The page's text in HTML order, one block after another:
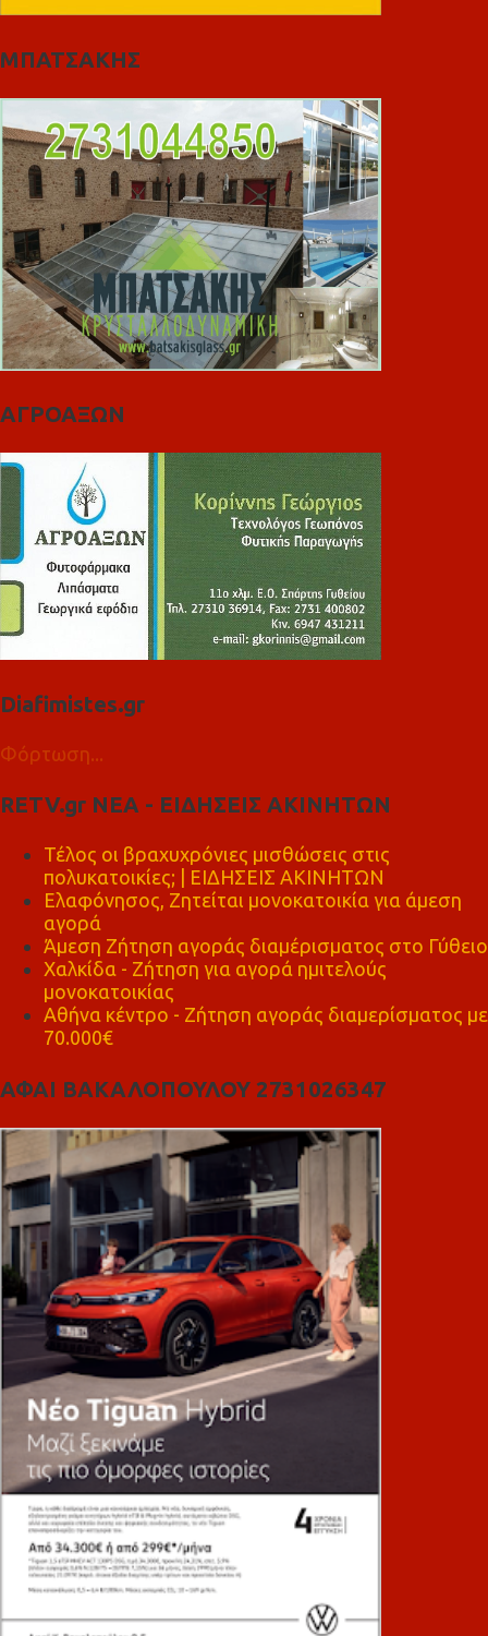
ΜΠΑΤΣΑΚΗΣ
ΑΓΡΟΑΞΩΝ
Diafimistes.gr
Φόρτωση...
RETV.gr ΝΕΑ - ΕΙΔΗΣΕΙΣ ΑΚΙΝΗΤΩΝ
Τέλος οι βραχυχρόνιες μισθώσεις στις
πολυκατοικίες; | ΕΙΔΗΣΕΙΣ ΑΚΙΝΗΤΩΝ
Ελαφόνησος, Ζητείται μονοκατοικία για άμεση
αγορά
Άμεση Ζήτηση αγοράς διαμέρισματος στο Γύθειο
Χαλκίδα - Ζήτηση για αγορά ημιτελούς
μονοκατοικίας
Αθήνα κέντρο - Ζήτηση αγοράς διαμερίσματος με
70.000€
ΑΦΑΙ ΒΑΚΑΛΟΠΟΥΛΟΥ 2731026347